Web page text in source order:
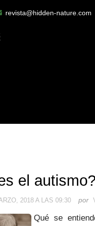
revista@hidden-nature.com
el
2018 A LAS 09:30 por
Qué se